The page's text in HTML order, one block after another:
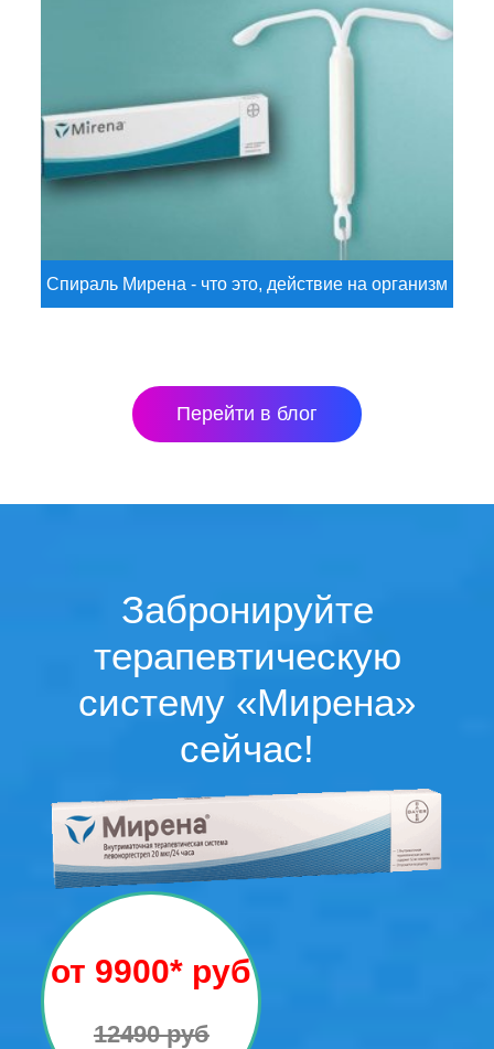
Спираль Мирена - что это, действие на организм
Перейти в блог
Забронируйте
терапевтическую
систему «Мирена»
сейчас!
от 9900* руб
12490 руб